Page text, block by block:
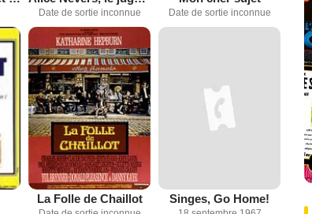
Date de sortie inconnue Date de sortie inconnue
La Folle de Chaillot Singes, Go Home!